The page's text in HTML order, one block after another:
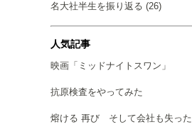
名大社半生を振り返る (26)
人気記事
映画「ミッドナイトスワン」
抗原検査をやってみた
熔ける 再び そして会社も失った